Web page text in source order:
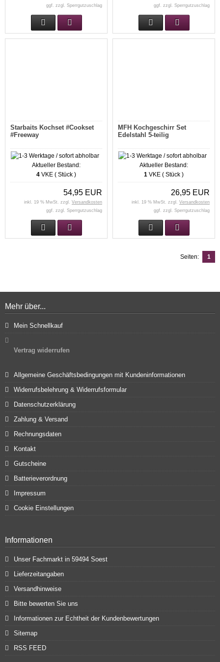
ggf. zzgl. Sperrgutzuschlag
ggf. zzgl. Sperrgutzuschlag
Starbaits Kochset #Cookset
#Freeway
Aktueller Bestand:
4 VKE ( Stück )
54,95 EUR
inkl. 19 % MwSt. zzgl. Versandkosten
ggf. zzgl. Sperrgutzuschlag
MFH Kochgeschirr Set
Edelstahl 5-teilig
Aktueller Bestand:
1 VKE ( Stück )
26,95 EUR
inkl. 19 % MwSt. zzgl. Versandkosten
ggf. zzgl. Sperrgutzuschlag
Seiten: 1
Mehr über...
Mein Schnellkauf
Vertrag widerrufen
Allgemeine Geschäftsbedingungen mit Kundeninformationen
Widerrufsbelehrung & Widerrufsformular
Datenschutzerklärung
Zahlung & Versand
Rechnungsdaten
Kontakt
Gutscheine
Batterieverordnung
Impressum
Cookie Einstellungen
Informationen
Unser Fachmarkt in 59494 Soest
Lieferzeitangaben
Versandhinweise
Bitte bewerten Sie uns
Informationen zur Echtheit der Kundenbewertungen
Sitemap
RSS FEED